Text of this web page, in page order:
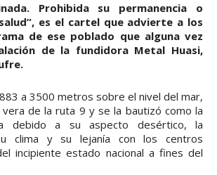
Prohibida su permanencia o
es el cartel que advierte a los
de ese poblado que alguna vez
de la fundidora Metal Huasi,
a 3500 metros sobre el nivel del mar,
de la ruta 9 y se la bautizó como la
debido a su aspecto desértico, la
clima y su lejanía con los centros
incipiente estado nacional a fines del